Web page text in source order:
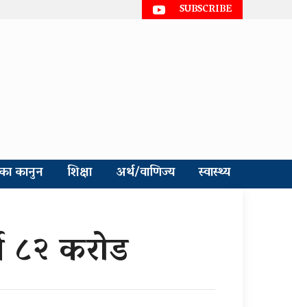
SUBSCRIBE
कानुन शिक्षा अर्थ/वाणिज्य स्वास्थ्य
८२ करोड